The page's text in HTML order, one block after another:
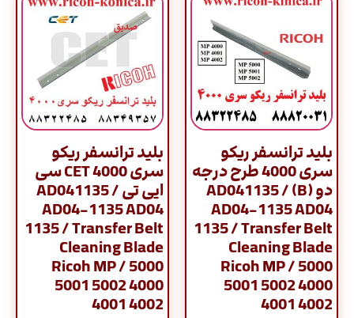
بلید ترانسفر ریکو
سری 4000 طرح درجه
دو (B) / AD041135
AD04-1135 AD04
1135 / Transfer Belt
Cleaning Blade
Ricoh MP / 5000
5001 5002 4000
4001 4002
بلید ترانسفر ریکو
سری 4000 CET سی
ایی تی / AD041135
AD04-1135 AD04
1135 / Transfer Belt
Cleaning Blade
Ricoh MP / 5000
5001 5002 4000
4001 4002